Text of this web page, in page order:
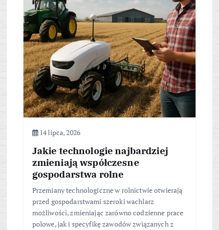
14 lipca, 2026
Jakie technologie najbardziej
zmieniają współczesne
gospodarstwa rolne
Przemiany technologiczne w rolnictwie otwierają
przed gospodarstwami szeroki wachlarz
możliwości, zmieniając zarówno codzienne prace
polowe, jak i specyfikę zawodów związanych z